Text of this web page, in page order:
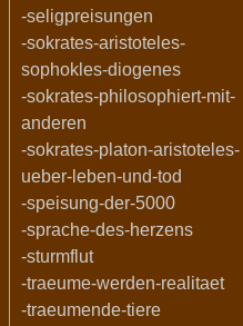
-seligpreisungen
-sokrates-aristoteles-
sophokles-diogenes
-sokrates-philosophiert-mit-
anderen
-sokrates-platon-aristoteles-
ueber-leben-und-tod
-speisung-der-5000
-sprache-des-herzens
-sturmflut
-traeume-werden-realitaet
-traeumende-tiere